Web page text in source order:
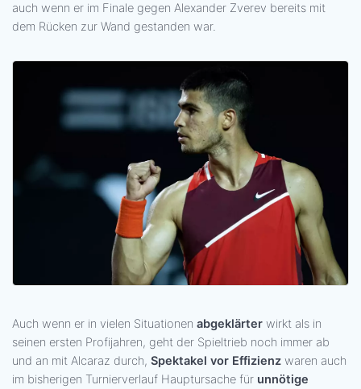
auch wenn er im Finale gegen Alexander Zverev bereits mit
dem Rücken zur Wand gestanden war.
Auch wenn er in vielen Situationen abgeklärter wirkt als in
seinen ersten Profijahren, geht der Spieltrieb noch immer ab
und an mit Alcaraz durch, Spektakel vor Effizienz waren auch
im bisherigen Turnierverlauf Hauptursache für unnötige